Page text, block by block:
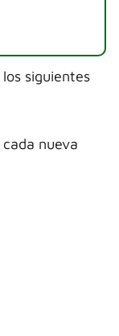
siguientes
nueva